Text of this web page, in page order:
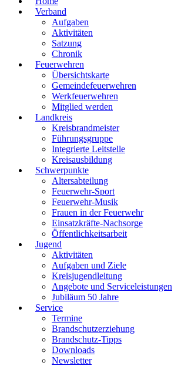
Verband
Aufgaben
Aktivitäten
Satzung
Chronik
Feuerwehren
Übersichtskarte
Gemeindefeuerwehren
Werkfeuerwehren
Mitglied werden
Landkreis
Kreisbrandmeister
Führungsgruppe
Integrierte Leitstelle
Kreisausbildung
Schwerpunkte
Altersabteilung
Feuerwehr-Sport
Feuerwehr-Musik
Frauen in der Feuerwehr
Einsatzkräfte-Nachsorge
Öffentlichkeitsarbeit
Jugend
Aktivitäten
Aufgaben und Ziele
Kreisjugendleitung
Angebote und Serviceleistungen
Jubiläum 50 Jahre
Service
Termine
Brandschutzerziehung
Brandschutz-Tipps
Downloads
Newsletter